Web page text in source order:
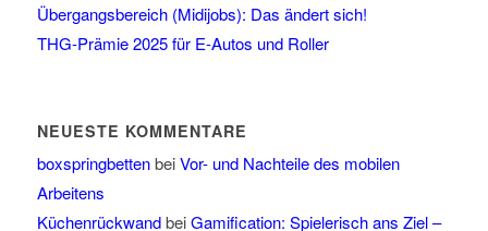
Übergangsbereich (Midijobs): Das ändert sich!
THG-Prämie 2025 für E-Autos und Roller
NEUESTE KOMMENTARE
boxspringbettenbeiVor- und Nachteile des mobilen
Arbeitens
KüchenrückwandbeiGamification: Spielerisch ans Ziel –